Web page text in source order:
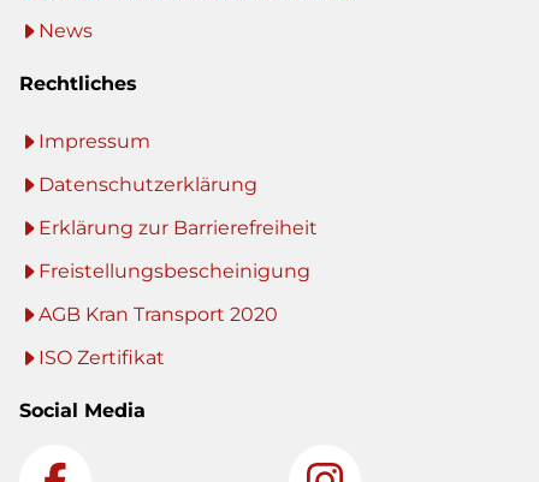
News
Rechtliches
Impressum
Datenschutzerklärung
Erklärung zur Barrierefreiheit
Freistellungsbescheinigung
AGB Kran Transport 2020
ISO Zertifikat
Social Media